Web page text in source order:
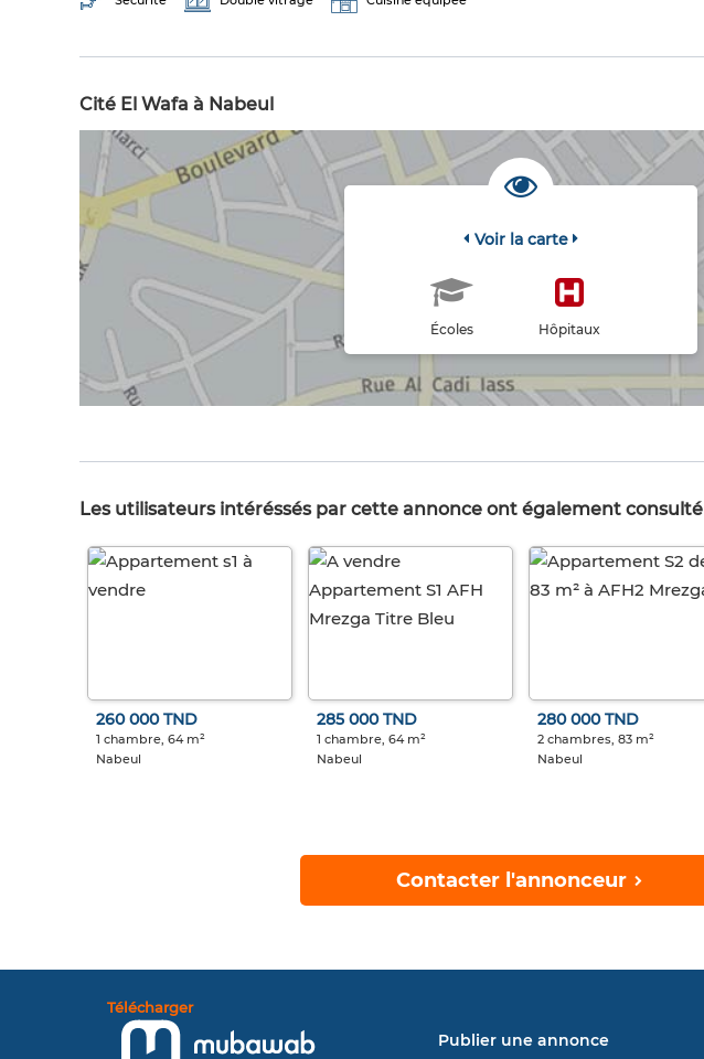
Cité El Wafa à Nabeul
Voir la carte
Écoles Hôpitaux
Les utilisateurs intéréssés par cette annonce ont également consulté
260 000 TND
1 chambre, 64 m²
Nabeul
285 000 TND
1 chambre, 64 m²
Nabeul
280 000 TND
2 chambres, 83 m²
Nabeul
Contacter l'annonceur
Télécharger
Publier une annonce